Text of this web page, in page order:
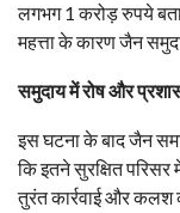
लगभग 1 करोड़ रुपये
महत्ता के कारण जैन
समुदाय में रोष और
इस घटना के बाद जैन
कि इतने सुरक्षित
तुरंत कार्रवाई और कलश